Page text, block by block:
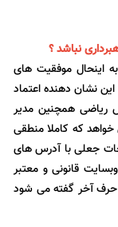
نباشد ؟
اینحال موفقیت های
این نشان دهنده اعتماد
ریاضی همچنین مدیر
که کاملا منطقی
جعلی با آدرس های
قانونی و معتبر
حرف آخر گفته می شود